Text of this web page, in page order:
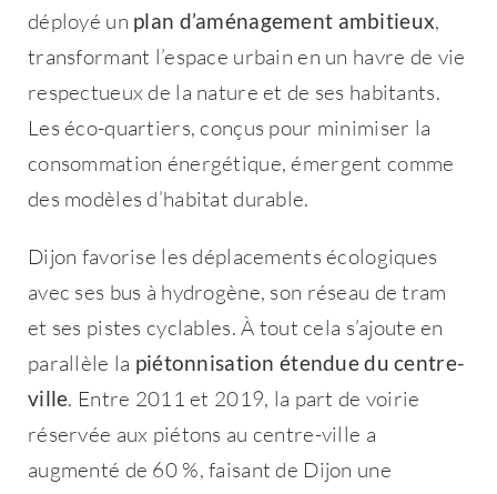
déployé un plan d’aménagement ambitieux,
transformant l’espace urbain en un havre de vie
respectueux de la nature et de ses habitants.
Les éco-quartiers, conçus pour minimiser la
consommation énergétique, émergent comme
des modèles d’habitat durable.
Dijon favorise les déplacements écologiques
avec ses bus à hydrogène, son réseau de tram
et ses pistes cyclables. À tout cela s’ajoute en
parallèle la piétonnisation étendue du centre-
ville. Entre 2011 et 2019, la part de voirie
réservée aux piétons au centre-ville a
augmenté de 60 %, faisant de Dijon une
Bienvenue !
Mot de passe*